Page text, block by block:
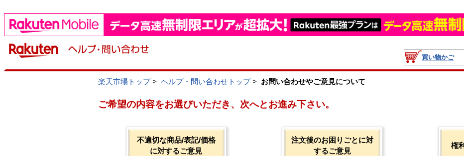
買い物かご
楽天市場トップ> ヘルプ・問い合わせトップ> お問い合わせやご意見について
ご希望の内容をお選びいただき、次へとお進み下さい。
不適切な商品/表記/価格
に対するご意見
注文後のお困りごとに対
するご意見
権